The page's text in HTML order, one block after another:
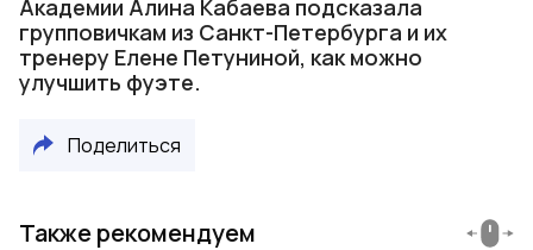
Академии Алина Кабаева подсказала
групповичкам из Санкт-Петербурга и их
тренеру Елене Петуниной, как можно
улучшить фуэте.
Поделиться
Также рекомендуем